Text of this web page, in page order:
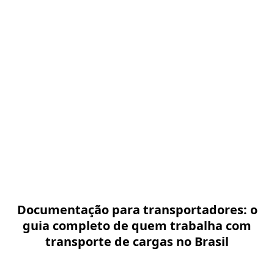
Documentação para transportadores: o
guia completo de quem trabalha com
transporte de cargas no Brasil